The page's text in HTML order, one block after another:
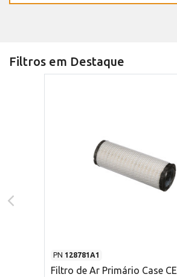
Filtros em Destaque
PN 128781A1
Filtro de Ar Primário Case CE